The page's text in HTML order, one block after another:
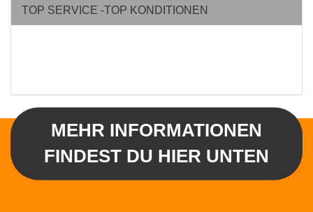
TOP SERVICE -TOP KONDITIONEN
MEHR INFORMATIONEN
FINDEST DU HIER UNTEN